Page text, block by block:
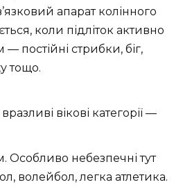
апарат колінного
коли підліток активно
постійні стрибки, біг,
тощо.
вікові категорії —
Особливо небезпечні тут
волейбол, легка атлетика.